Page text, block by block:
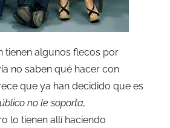
tienen algunos flecos por
no saben qué hacer con
que ya han decidido que es
no le soporta,
lo tienen allí haciendo